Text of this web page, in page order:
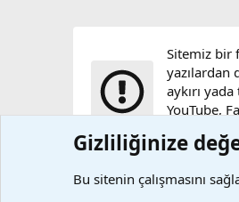
Sitemiz bir
yazılardan
aykırı
YouTube,
Çerezler
Gizliliğinize
Bu sitenin çalışmasını